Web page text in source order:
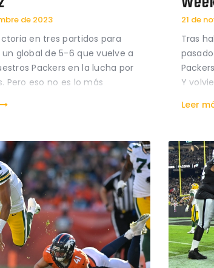
de 2023
en tres partidos para
global de 5-6 que vuelve a
Packers en la lucha por
Pero eso no es lo más
un objetivo de esta
21 de
Tras
Y
con
Bay
Leer